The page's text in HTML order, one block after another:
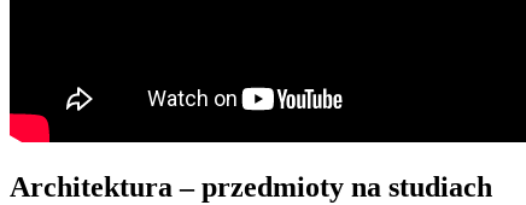
Architektura – przedmioty na studiach